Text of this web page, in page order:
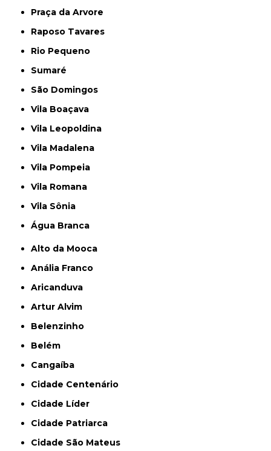
Praça da Arvore
Raposo Tavares
Rio Pequeno
Sumaré
São Domingos
Vila Boaçava
Vila Leopoldina
Vila Madalena
Vila Pompeia
Vila Romana
Vila Sônia
Água Branca
Alto da Mooca
Anália Franco
Aricanduva
Artur Alvim
Belenzinho
Belém
Cangaíba
Cidade Centenário
Cidade Líder
Cidade Patriarca
Cidade São Mateus